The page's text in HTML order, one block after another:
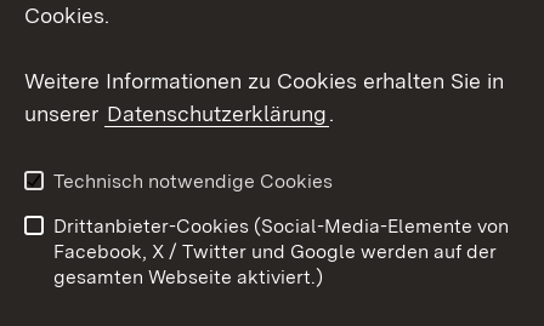
Kontakt
Impressum
Cookies
Cookies.
Weitere Informationen zu Cookies erhalten Sie in
unserer Datenschutzerklärung.
Technisch notwendige Cookies
Drittanbieter-Cookies (Social-Media-Elemente von
Facebook, X / Twitter und Google werden auf der
gesamten Webseite aktiviert.)